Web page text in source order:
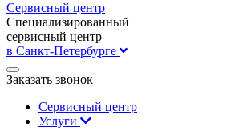
Сервисный центр
Специализированный
сервисный центр
в Санкт-Петербурге
Заказать звонок
Сервисный центр
Услуги